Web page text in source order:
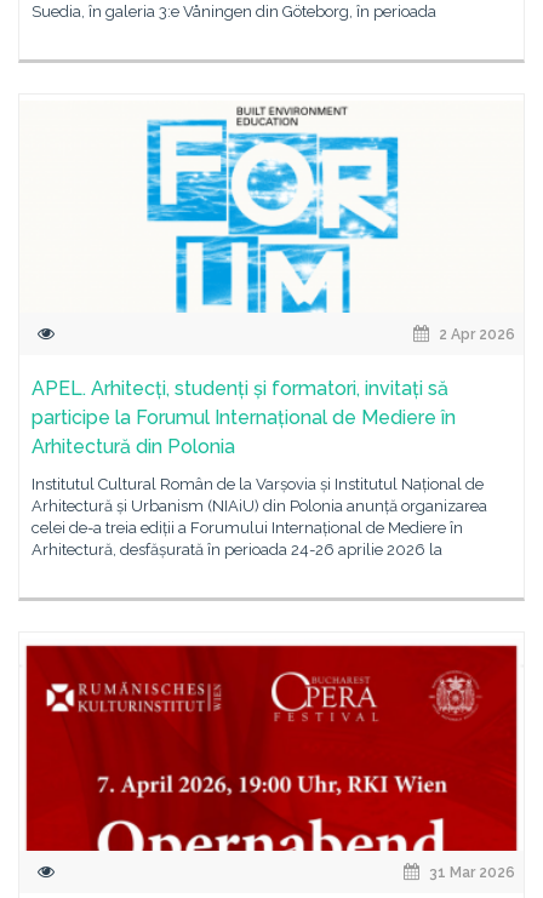
Suedia, în galeria 3:e Våningen din Göteborg, în perioada
2 Apr 2026
APEL. Arhitecți, studenți și formatori, invitați să
participe la Forumul Internațional de Mediere în
Arhitectură din Polonia
Institutul Cultural Român de la Varșovia și Institutul Național de
Arhitectură și Urbanism (NIAiU) din Polonia anunță organizarea
celei de-a treia ediții a Forumului Internațional de Mediere în
Arhitectură, desfășurată în perioada 24-26 aprilie 2026 la
31 Mar 2026